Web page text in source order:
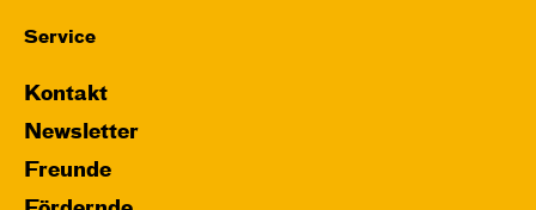
Service
Kontakt
Newsletter
Freunde